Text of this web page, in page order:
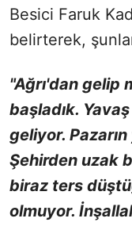
Besici Faruk
belirterek,
"Ağrı'dan gelip
başladık. Yavaş
geliyor.
Şehirden uzak
biraz ters
olmuyor.